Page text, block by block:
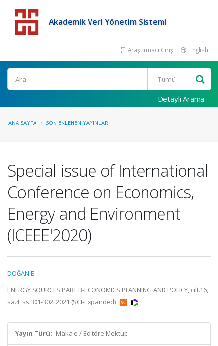
Akademik Veri Yönetim Sistemi
Araştırmacı Girişi English
Detaylı Arama
ANA SAYFA SON EKLENEN YAYINLAR
Special issue of International
Conference on Economics,
Energy and Environment
(ICEEE'2020)
DOĞAN E.
ENERGY SOURCES PART B-ECONOMICS PLANNING AND POLICY, cilt.16,
sa.4, ss.301-302, 2021 (SCI-Expanded)
Yayın Türü: Makale / Editöre Mektup